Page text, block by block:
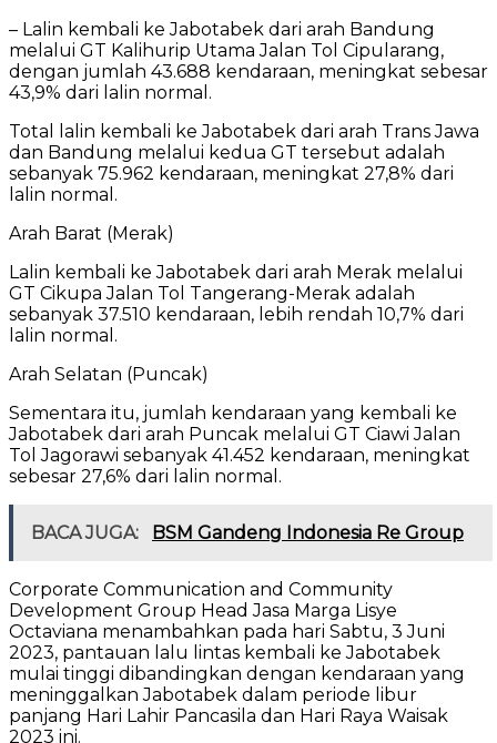
– Lalin kembali ke Jabotabek dari arah Bandung
melalui GT Kalihurip Utama Jalan Tol Cipularang,
dengan jumlah 43.688 kendaraan, meningkat sebesar
43,9% dari lalin normal.
Total lalin kembali ke Jabotabek dari arah Trans Jawa
dan Bandung melalui kedua GT tersebut adalah
sebanyak 75.962 kendaraan, meningkat 27,8% dari
lalin normal.
Arah Barat (Merak)
Lalin kembali ke Jabotabek dari arah Merak melalui
GT Cikupa Jalan Tol Tangerang-Merak adalah
sebanyak 37.510 kendaraan, lebih rendah 10,7% dari
lalin normal.
Arah Selatan (Puncak)
Sementara itu, jumlah kendaraan yang kembali ke
Jabotabek dari arah Puncak melalui GT Ciawi Jalan
Tol Jagorawi sebanyak 41.452 kendaraan, meningkat
sebesar 27,6% dari lalin normal.
BACA JUGA: BSM Gandeng Indonesia Re Group
Corporate Communication and Community
Development Group Head Jasa Marga Lisye
Octaviana menambahkan pada hari Sabtu, 3 Juni
2023, pantauan lalu lintas kembali ke Jabotabek
mulai tinggi dibandingkan dengan kendaraan yang
meninggalkan Jabotabek dalam periode libur
panjang Hari Lahir Pancasila dan Hari Raya Waisak
2023 ini.